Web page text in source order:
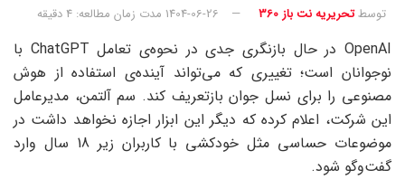
توسطتحریریه نت باز 360 1404-06-26 مدت زمان مطالعه: 4 دقیقه
OpenAI در حال بازنگری جدی در نحوه‌ی تعامل ChatGPT با
نوجوانان است؛ تغییری که می‌تواند آینده‌ی استفاده از هوش
مصنوعی را برای نسل جوان بازتعریف کند. سم آلتمن، مدیرعامل
این شرکت، اعلام کرده که دیگر این ابزار اجازه نخواهد داشت در
موضوعات حساسی مثل خودکشی با کاربران زیر 18 سال وارد
گفت‌وگو شود.